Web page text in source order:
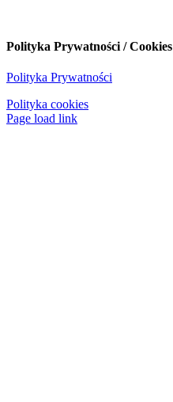
Polityka Prywatności / Cookies
Polityka Prywatności
Polityka cookies
Page load link